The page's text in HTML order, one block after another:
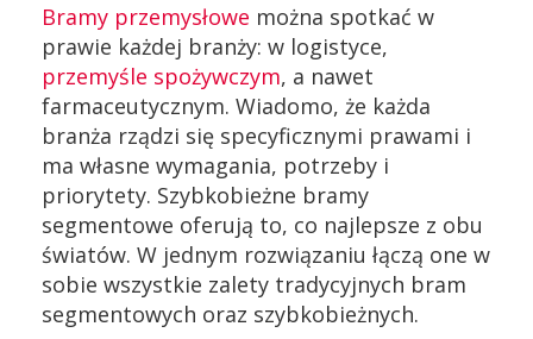
Bramy przemysłowe można spotkać w
prawie każdej branży: w logistyce,
przemyśle spożywczym, a nawet
farmaceutycznym. Wiadomo, że każda
branża rządzi się specyficznymi prawami i
ma własne wymagania, potrzeby i
priorytety. Szybkobieżne bramy
segmentowe oferują to, co najlepsze z obu
światów. W jednym rozwiązaniu łączą one w
sobie wszystkie zalety tradycyjnych bram
segmentowych oraz szybkobieżnych.